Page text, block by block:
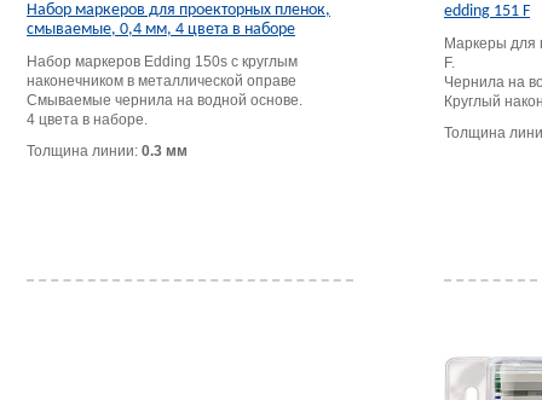
Набор маркеров для проекторных пленок,
смываемые, 0,4 мм, 4 цвета в наборе
Набор маркеров Edding 150s с круглым
наконечником в металлической оправе
Смываемые чернила на водной основе.
4 цвета в наборе.
Толщина линии: 0.3 мм
edding 151 F
Маркеры для
F.
Чернила на
Круглый
Толщина